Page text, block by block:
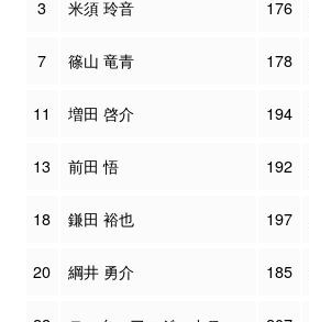
3 米須 玲音 176
7 篠山 竜青 178
11 増田 啓介 194
13 前田 悟 192
18 鎌田 裕也 197
20 綱井 勇介 185